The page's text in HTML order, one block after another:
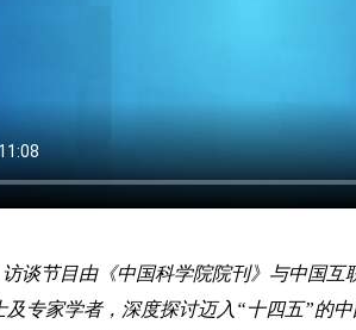
访谈节目由《中国科学院院刊》与中国
及专家学者，深度探讨迈入“十四五”的中